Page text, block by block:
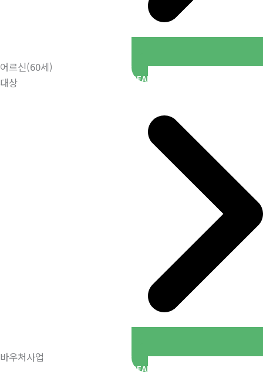
어르신(60세)
대상
READ MORE
바우처사업
READ MORE